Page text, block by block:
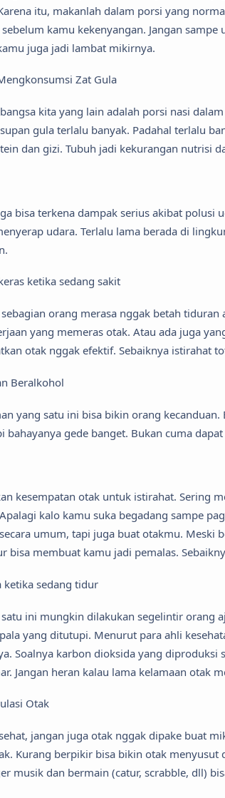
itu, makanlah dalam porsi yang
kamu kekenyangan. Jangan
juga jadi lambat mikirnya.
Zat Gula
kita yang lain adalah porsi nasi
gula terlalu banyak. Padahal terlalu
dan gizi. Tubuh jadi kekurangan nutrisi
bisa terkena dampak serius akibat polusi
udara. Terlalu lama berada di
ketika sedang sakit
orang merasa nggak betah tiduran
yang memeras otak. Atau ada juga
otak nggak efektif. Sebaiknya istirahat
Beralkohol
yang satu ini bisa bikin orang
bahayanya gede banget. Bukan cuma
kesempatan otak untuk istirahat. Sering
kalo kamu suka begadang sampe
umum, tapi juga buat otakmu. Meski
bisa membuat kamu jadi pemalas.
ketika sedang tidur
ini mungkin dilakukan segelintir orang
yang ditutupi. Menurut para ahli
Soalnya karbon dioksida yang
Jangan heran kalau lama kelamaan otak
Otak
jangan juga otak nggak dipake buat
Kurang berpikir bisa bikin otak
musik dan bermain (catur, scrabble, dll)